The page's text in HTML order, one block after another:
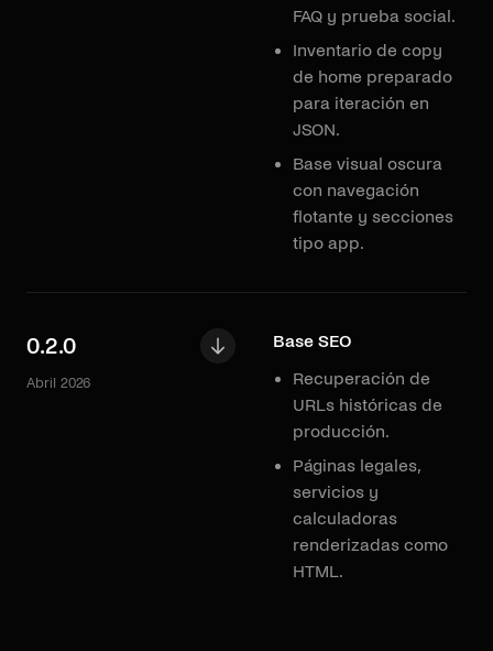
FAQ y prueba social.
Inventario de copy
de home preparado
para iteración en
JSON.
Base visual oscura
con navegación
flotante y secciones
tipo app.
0.2.0
Abril 2026
Base SEO
Recuperación de
URLs históricas de
producción.
Páginas legales,
servicios y
calculadoras
renderizadas como
HTML.